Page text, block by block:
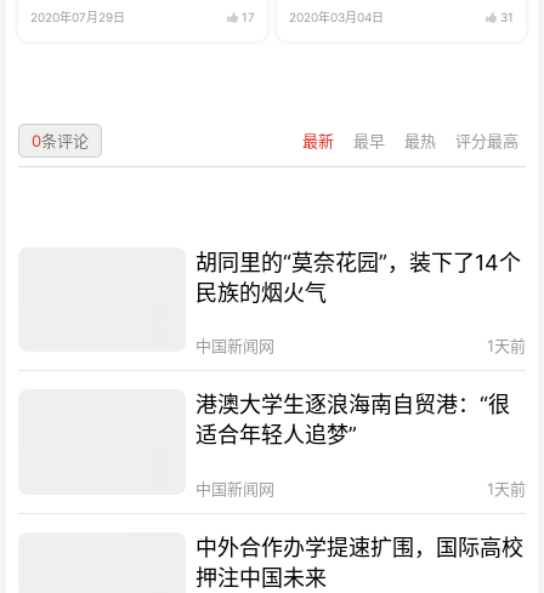
2020年07月29日 17 2020年03月04日 31
最新 最早 最热 评分最高
0条评论
胡同里的“莫奈花园”，装下了14个
民族的烟火气
中国新闻网 1天前
港澳大学生逐浪海南自贸港：“很
适合年轻人追梦”
中国新闻网 1天前
中外合作办学提速扩围，国际高校
押注中国未来